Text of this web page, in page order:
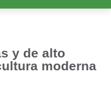
y de alto
moderna